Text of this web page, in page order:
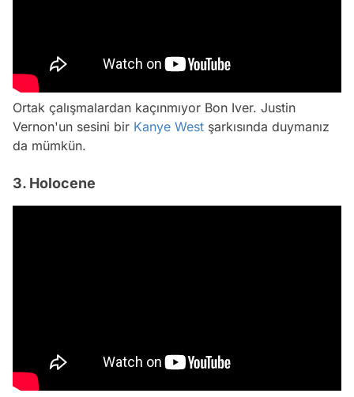
Ortak çalışmalardan kaçınmıyor Bon Iver. Justin
Vernon'un sesini bir Kanye West şarkısında duymanız
da mümkün.
3. Holocene